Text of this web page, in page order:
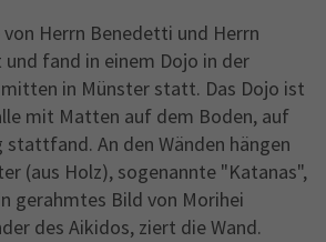
Herrn Benedetti und Herrn
fand in einem Dojo in der
in Münster statt. Das Dojo ist
mit Matten auf dem Boden, auf
stattfand. An den Wänden hängen
(aus Holz), sogenannte "Katanas",
gerahmtes Bild von Morihei
des Aikidos, ziert die Wand.